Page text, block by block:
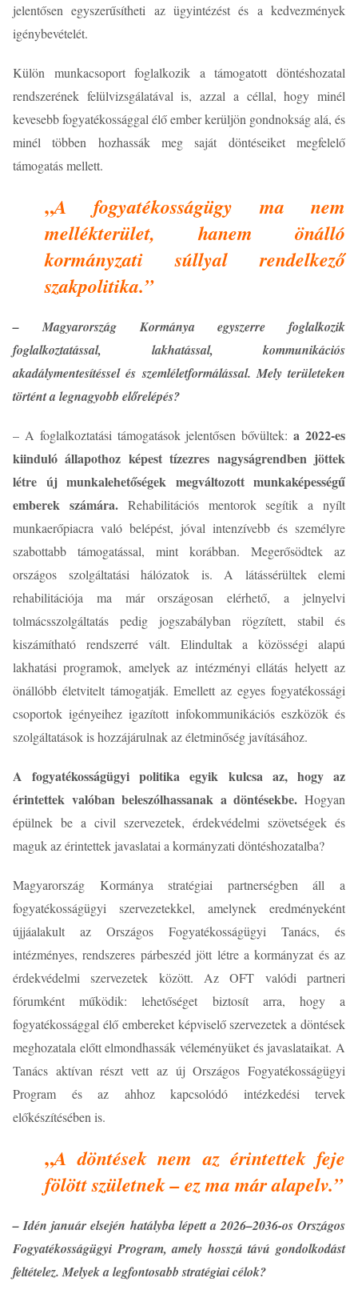
jelentősen egyszerűsítheti az ügyintézést és a kedvezmények
igénybevételét.
Külön munkacsoport foglalkozik a támogatott döntéshozatal
rendszerének felülvizsgálatával is, azzal a céllal, hogy minél
kevesebb fogyatékossággal élő ember kerüljön gondnokság alá, és
minél többen hozhassák meg saját döntéseiket megfelelő
támogatás mellett.
„A fogyatékosságügy ma nem
mellékterület, hanem önálló
kormányzati súllyal rendelkező
szakpolitika.”
– Magyarország Kormánya egyszerre foglalkozik
foglalkoztatással, lakhatással, kommunikációs
akadálymentesítéssel és szemléletformálással. Mely területeken
történt a legnagyobb előrelépés?
– A foglalkoztatási támogatások jelentősen bővültek:a 2022-es
kiinduló állapothoz képest tízezres nagyságrendben jöttek
létre új munkalehetőségek megváltozott munkaképességű
emberek számára.Rehabilitációs mentorok segítik a nyílt
munkaerőpiacra való belépést, jóval intenzívebb és személyre
szabottabb támogatással, mint korábban. Megerősödtek az
országos szolgáltatási hálózatok is. A látássérültek elemi
rehabilitációja ma már országosan elérhető, a jelnyelvi
tolmácsszolgáltatás pedig jogszabályban rögzített, stabil és
kiszámítható rendszerré vált. Elindultak a közösségi alapú
lakhatási programok, amelyek az intézményi ellátás helyett az
önállóbb életvitelt támogatják. Emellett az egyes fogyatékossági
csoportok igényeihez igazított infokommunikációs eszközök és
szolgáltatások is hozzájárulnak az életminőség javításához.
A fogyatékosságügyi politika egyik kulcsa az, hogy az
érintettek valóban beleszólhassanak a döntésekbe. Hogyan
épülnek be a civil szervezetek, érdekvédelmi szövetségek és
maguk az érintettek javaslatai a kormányzati döntéshozatalba?
Magyarország Kormánya stratégiai partnerségben áll a
fogyatékosságügyi szervezetekkel, amelynek eredményeként
újjáalakult az Országos Fogyatékosságügyi Tanács, és
intézményes, rendszeres párbeszéd jött létre a kormányzat és az
érdekvédelmi szervezetek között. Az OFT valódi partneri
fórumként működik: lehetőséget biztosít arra, hogy a
fogyatékossággal élő embereket képviselő szervezetek a döntések
meghozatala előtt elmondhassák véleményüket és javaslataikat. A
Tanács aktívan részt vett az új Országos Fogyatékosságügyi
Program és az ahhoz kapcsolódó intézkedési tervek
előkészítésében is.
„A döntések nem az érintettek feje
fölött születnek – ez ma már alapelv.”
– Idén január elsején hatályba lépett a 2026–2036-os Országos
Fogyatékosságügyi Program, amely hosszú távú gondolkodást
feltételez. Melyek a legfontosabb stratégiai célok?